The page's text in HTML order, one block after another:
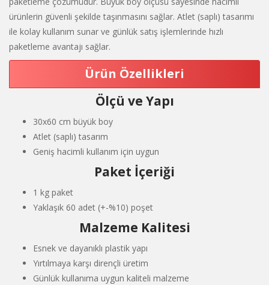
ürünlerin güvenli şekilde taşınmasını sağlar. Atlet (saplı) tasarımı
ile kolay kullanım sunar ve günlük satış işlemlerinde hızlı
paketleme avantajı sağlar.
Ürün Özellikleri
Ölçü ve Yapı
30x60 cm büyük boy
Atlet (saplı) tasarım
Geniş hacimli kullanım için uygun
Paket İçeriği
1 kg paket
Yaklaşık 60 adet (+-%10) poşet
Malzeme Kalitesi
Esnek ve dayanıklı plastik yapı
Yırtılmaya karşı dirençli üretim
Günlük kullanıma uygun kaliteli malzeme